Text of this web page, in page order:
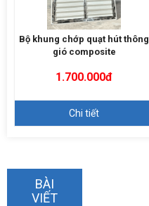
Bộ khung chớp quạt hút thông
gió composite
1.700.000đ
Chi tiết
BÀI
VIẾT